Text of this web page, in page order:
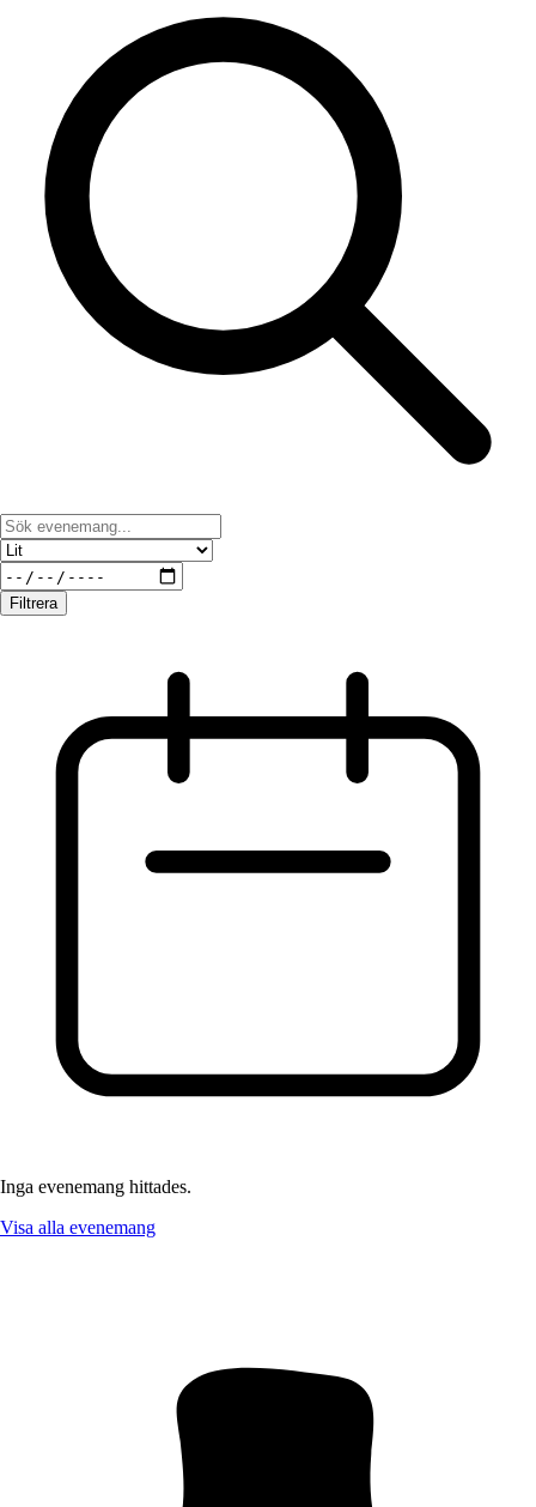
Filtrera
Inga evenemang hittades.
Visa alla evenemang